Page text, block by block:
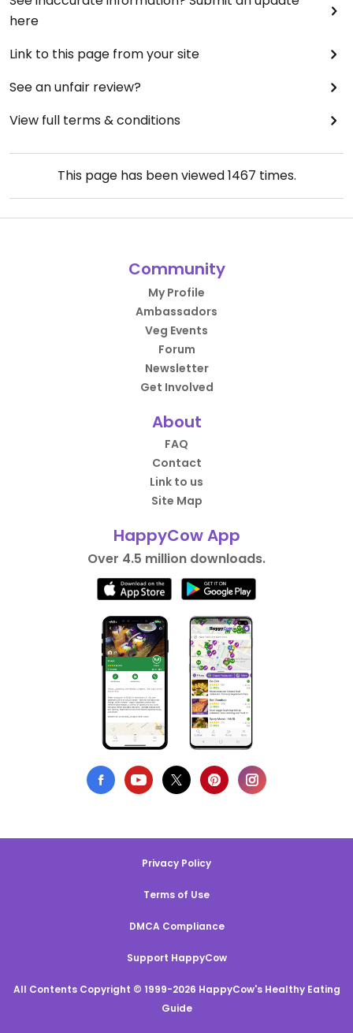
here
Link to this page from your site
See an unfair review?
View full terms & conditions
This page has been viewed1467 times.
Community
My Profile
Ambassadors
Veg Events
Forum
Newsletter
Get Involved
About
FAQ
Contact
Link to us
Site Map
HappyCow App
Over 4.5 million downloads.
Privacy Policy
Terms of Use
DMCA Compliance
Support HappyCow
All Contents Copyright © 1999-2026 HappyCow's Healthy Eating
Guide